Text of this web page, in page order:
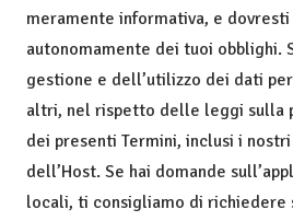
meramente informativa, e
autonomamente dei tuoi obblighi.
gestione e dell’utilizzo dei dati
altri, nel rispetto delle leggi sulla
dei presenti Termini, inclusi i
dell’Host. Se hai domande
locali, ti consigliamo di richiedere